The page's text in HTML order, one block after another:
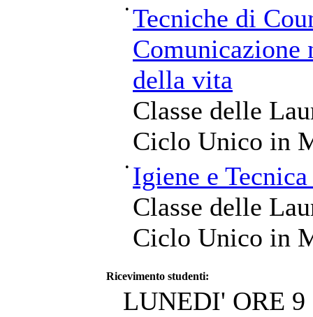
• Tecniche di
Comunicazione
della vita
Classe delle
Ciclo Unico in
• Igiene e
Classe delle
Ciclo Unico in
Ricevimento studenti:
LUNEDI' ORE 9